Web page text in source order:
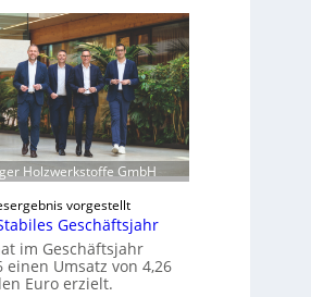
i
e
r
t
s
c
h
f
e
l
e
e
r
ö
f
f
n
e
t
L
o
Holzwerkstoffe GmbH
vorgestellt
Geschäftsjahr
im Geschäftsjahr
einen Umsatz von 4,26
Euro erzielt.